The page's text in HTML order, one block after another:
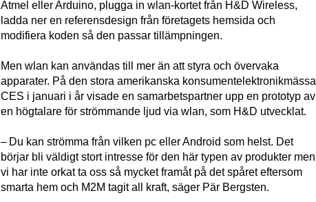
Atmel eller Arduino, plugga in wlan-kortet från H&D Wireless,
ladda ner en referensdesign från företagets hemsida och
modifiera koden så den passar tillämpningen.
Men wlan kan användas till mer än att styra och övervaka
apparater. På den stora amerikanska konsumentelektronikmässa
CES i januari i år visade en samarbetspartner upp en prototyp av
en högtalare för strömmande ljud via wlan, som H&D utvecklat.
– Du kan strömma från vilken pc eller Android som helst. Det
börjar bli väldigt stort intresse för den här typen av produkter men
vi har inte orkat ta oss så mycket framåt på det spåret eftersom
smarta hem och M2M tagit all kraft, säger Pär Bergsten.